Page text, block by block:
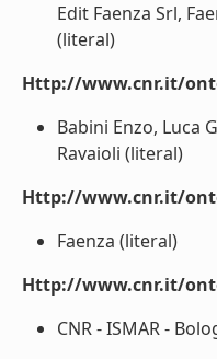
Edit Faenza Srl,
(literal)
Http://www.cnr.it/
Babini Enzo, Luca
Ravaioli (literal)
Http://www.cnr.it/
Faenza (literal)
Http://www.cnr.it/
CNR - ISMAR -